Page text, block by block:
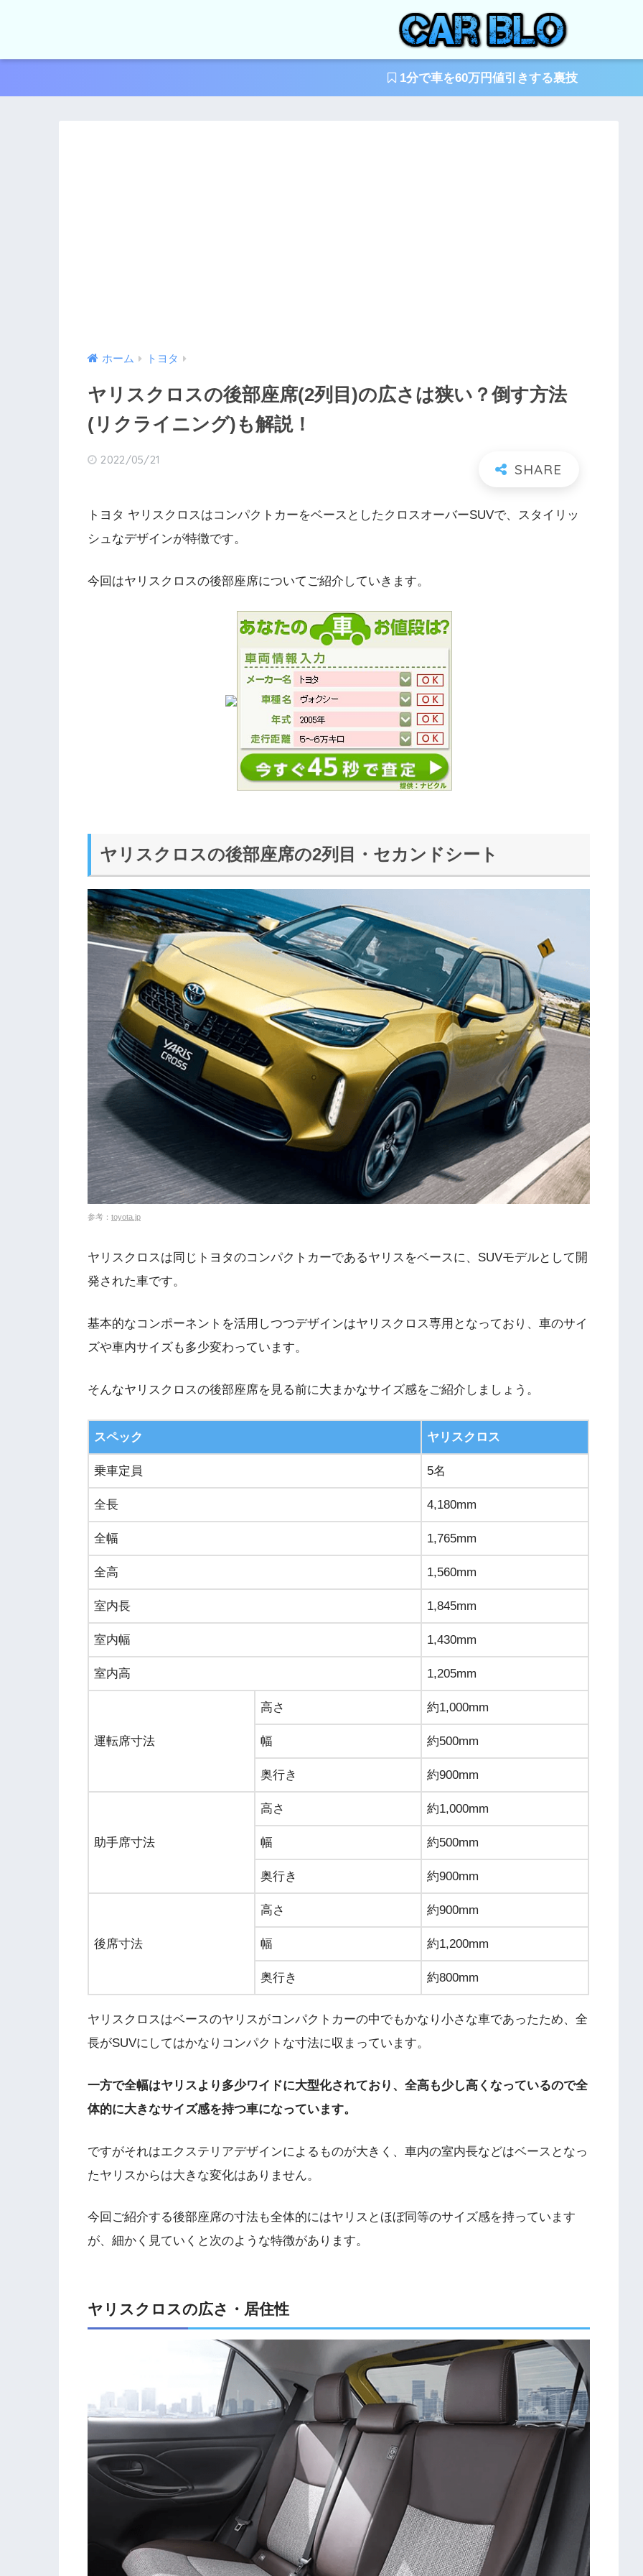
1分で車を60万円値引きする裏技
ホーム トヨタ
ヤリスクロスの後部座席(2列目)の広さは狭い？倒す方法
(リクライニング)も解説！
2022/05/21
トヨタ ヤリスクロスはコンパクトカーをベースとしたクロスオーバーSUVで、スタイリッ
シュなデザインが特徴です。
今回はヤリスクロスの後部座席についてご紹介していきます。
ヤリスクロスの後部座席の2列目・セカンドシート
参考： toyota.jp
ヤリスクロスは同じトヨタのコンパクトカーであるヤリスをベースに、SUVモデルとして開
発された車です。
基本的なコンポーネントを活用しつつデザインはヤリスクロス専用となっており、車のサイ
ズや車内サイズも多少変わっています。
そんなヤリスクロスの後部座席を見る前に大まかなサイズ感をご紹介しましょう。
スペック ヤリスクロス
乗車定員 5名
全長 4,180mm
全幅 1,765mm
全高 1,560mm
室内長 1,845mm
室内幅 1,430mm
室内高 1,205mm
運転席寸法
高さ 約1,000mm
幅 約500mm
奥行き 約900mm
助手席寸法
高さ 約1,000mm
幅 約500mm
奥行き 約900mm
後席寸法
高さ 約900mm
幅 約1,200mm
奥行き 約800mm
ヤリスクロスはベースのヤリスがコンパクトカーの中でもかなり小さな車であったため、全
長がSUVにしてはかなりコンパクトな寸法に収まっています。
一方で全幅はヤリスより多少ワイドに大型化されており、全高も少し高くなっているので全
体的に大きなサイズ感を持つ車になっています。
ですがそれはエクステリアデザインによるものが大きく、車内の室内長などはベースとなっ
たヤリスからは大きな変化はありません。
今回ご紹介する後部座席の寸法も全体的にはヤリスとほぼ同等のサイズ感を持っています
が、細かく見ていくと次のような特徴があります。
ヤリスクロスの広さ・居住性